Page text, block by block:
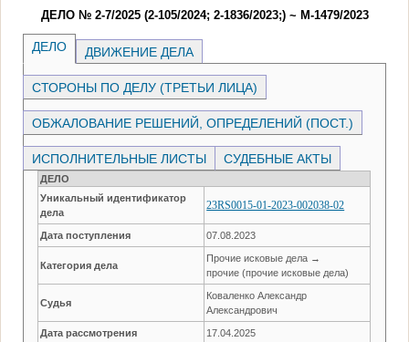
ДЕЛО № 2-7/2025 (2-105/2024; 2-1836/2023;) ~ М-1479/2023
ДЕЛО ДВИЖЕНИЕ ДЕЛА
СТОРОНЫ ПО ДЕЛУ (ТРЕТЬИ ЛИЦА)
ОБЖАЛОВАНИЕ РЕШЕНИЙ, ОПРЕДЕЛЕНИЙ (ПОСТ.)
ИСПОЛНИТЕЛЬНЫЕ ЛИСТЫ СУДЕБНЫЕ АКТЫ
ДЕЛО
Уникальный идентификатор
дела
23RS0015-01-2023-002038-02
Дата поступления 07.08.2023
Категория дела
Прочие исковые дела →
прочие (прочие исковые дела)
Судья
Коваленко Александр
Александрович
Дата рассмотрения 17.04.2025